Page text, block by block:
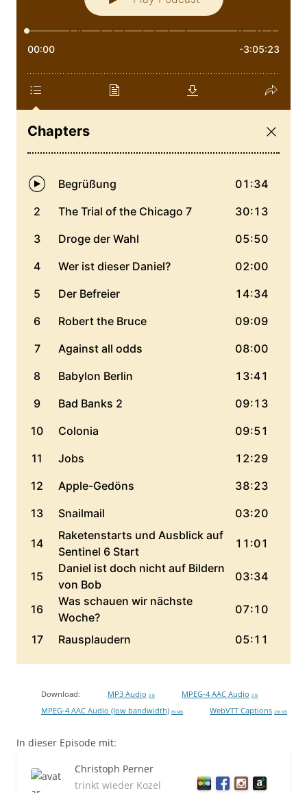
Download: MP3 Audio 0 B MPEG-4 AAC Audio 0 B
MPEG-4 AAC Audio (low bandwidth) 69 MB WebVTT Captions 236 KB
In dieser Episode mit:
Christoph Perner
trinkt wieder Kozel